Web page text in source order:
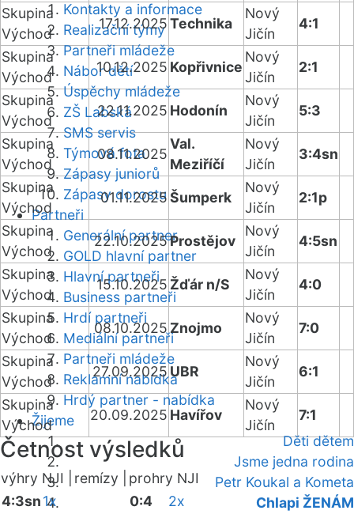
Kontakty a informace
Realizační týmy
Partneři mládeže
Nábor dětí
Úspěchy mládeže
ZŠ Labská
SMS servis
Týmová fota
Zápasy juniorů
Zápasy dorostu
Partneři
Generální partner
GOLD hlavní partner
Hlavní partneři
Business partneři
Hrdí partneři
Mediální partneři
Partneři mládeže
Reklamní nabídka
Hrdý partner - nabídka
Žijeme
Děti dětem
Jsme jedna rodina
Petr Koukal a Kometa
Chlapi ŽENÁM
Skupina
Východ
17.12.2025Technika
Nový
Jičín
4:1
Skupina
Východ
10.12.2025 Kopřivnice
Nový
Jičín
2:1
Skupina
Východ
22.11.2025 Hodonín
Nový
Jičín
5:3
Skupina
Východ
08.11.2025
Val.
Meziříčí
Nový
Jičín
3:4sn
Skupina
Východ
01.11.2025Šumperk
Nový
Jičín
2:1p
Skupina
Východ
22.10.2025Prostějov
Nový
Jičín
4:5sn
Skupina
Východ
15.10.2025 Žďár n/S
Nový
Jičín
4:0
Skupina
Východ
08.10.2025 Znojmo
Nový
Jičín
7:0
Skupina
Východ
27.09.2025 UBR
Nový
Jičín
6:1
Skupina
Východ
20.09.2025 Havířov
Nový
Jičín
7:1
Četnost výsledků
výhry NJI | remízy |
prohry NJI
4:3sn1x
0:4
2x